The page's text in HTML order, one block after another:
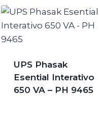
UPS Phasak
Esential Interativo
650 VA – PH 9465